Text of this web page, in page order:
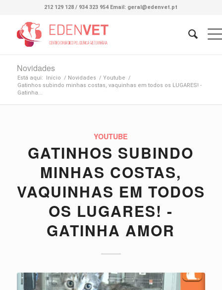
212 129 128 / 934 323 954 Email: geral@edenvet.pt
Novidades
Está aqui: Início / Novidades / Youtube /
Gatinhos subindo minhas costas, vaquinhas em todos os LUGARES! -
Gatinha...
YOUTUBE
GATINHOS SUBINDO
MINHAS COSTAS,
VAQUINHAS EM TODOS
OS LUGARES! -
GATINHA AMOR